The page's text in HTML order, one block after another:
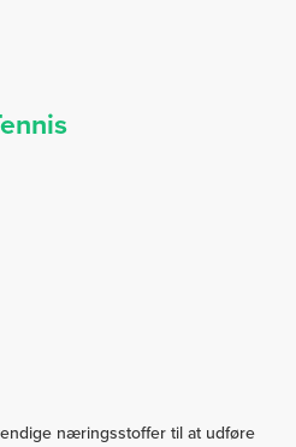
næringsstoffer til at udføre